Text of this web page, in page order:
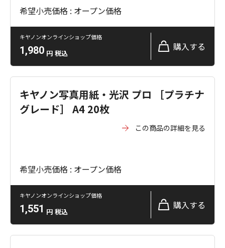
希望小売価格 : オープン価格
キヤノンオンラインショップ価格
1,980 円 税込
購入する
キヤノン写真用紙・光沢 プロ ［プラチナ
グレード］ A4 20枚
この商品の詳細を見る
希望小売価格 : オープン価格
キヤノンオンラインショップ価格
1,551 円 税込
購入する